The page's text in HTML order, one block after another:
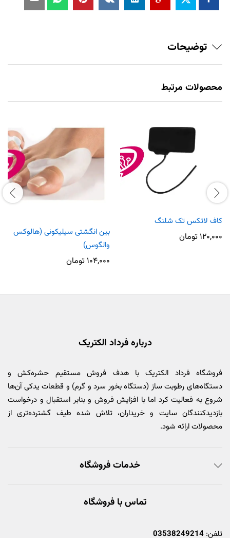
توضیحات
محصولات مرتبط
کاف لاتکس تک شلنگ
۱۲۰,۰۰۰ تومان
بین انگشتی سیلیکونی (هالوکس
والگوس)
۱۰۴,۰۰۰ تومان
درباره فرداد الکتریک
فروشگاه فرداد الکتریک با هدف فروش مستقیم حشره‌کش و
دستگاه‌های رطوبت ساز (دستگاه بخور سرد و گرم) و قطعات یدکی آن‌ها
شروع به فعالیت کرد اما با افزایش فروش و بنابر استقبال و درخواست
بازدیدکنندگان سایت و خریداران، تلاش شده طیف گشترده‌تری از
محصولات ارائه شود.
خدمات فروشگاه
تماس با فروشگاه
تلفن: 03538249214